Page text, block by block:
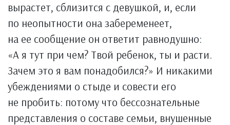
вырастет, сблизится с девушкой, и, если
по неопытности она забеременеет,
на ее сообщение он ответит равнодушно:
«А я тут при чем? Твой ребенок, ты и расти.
Зачем это я вам понадобился?» И никакими
убеждениями о стыде и совести его
не пробить: потому что бессознательные
представления о составе семьи, внушенные